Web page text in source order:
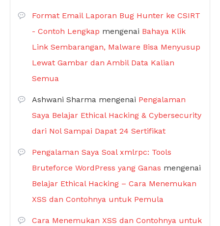
Format Email Laporan Bug Hunter ke CSIRT
- Contoh Lengkap mengenai Bahaya Klik
Link Sembarangan, Malware Bisa Menyusup
Lewat Gambar dan Ambil Data Kalian
Semua
Ashwani Sharma mengenai Pengalaman
Saya Belajar Ethical Hacking & Cybersecurity
dari Nol Sampai Dapat 24 Sertifikat
Pengalaman Saya Soal xmlrpc: Tools
Bruteforce WordPress yang Ganas mengenai
Belajar Ethical Hacking – Cara Menemukan
XSS dan Contohnya untuk Pemula
Cara Menemukan XSS dan Contohnya untuk